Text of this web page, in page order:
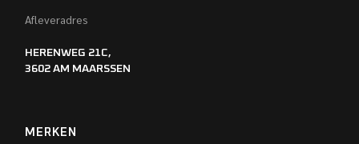
Afleveradres
HERENWEG 21C,
3602 AM MAARSSEN
MERKEN